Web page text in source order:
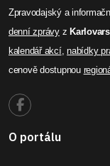
Zpravodajský a
denní zprávyz
kalendář akcí,nabídky
cenově dostupnou
O portálu